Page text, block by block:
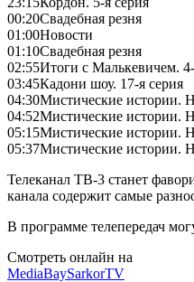
00:20Свадебная резня
01:00Новости
01:10Свадебная резня
02:55Итоги с Малькевичем.
03:45Кадони шоу. 17-я серия
04:30Мистические истории.
04:52Мистические истории.
05:15Мистические истории.
05:37Мистические истории.
Телеканал ТВ-3 станет
канала содержит самые
В программе телепередач
Смотреть онлайн на
MediaBaySarkorTV